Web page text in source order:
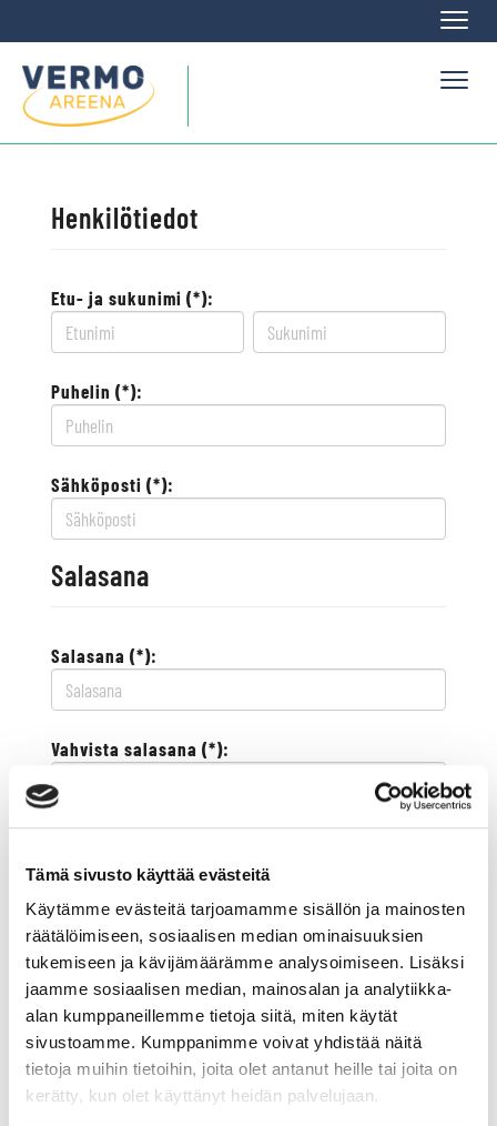
Tämä sivusto käyttää evästeitä
Käytämme evästeitä tarjoamamme sisällön ja mainosten
räätälöimiseen, sosiaalisen median ominaisuuksien
tukemiseen ja kävijämäärämme analysoimiseen. Lisäksi
jaamme sosiaalisen median, mainosalan ja analytiikka-
alan kumppaneillemme tietoja siitä, miten käytät
sivustoamme. Kumppanimme voivat yhdistää näitä
tietoja muihin tietoihin, joita olet antanut heille tai joita on
kerätty, kun olet käyttänyt heidän palvelujaan.
Henkilötiedot
Etu- ja sukunimi (*):
Puhelin (*):
Sähköposti (*):
Salasana
Salasana (*):
Vahvista salasana (*):
Yhteystiedot
Katuosoite (*):
Maa (*):